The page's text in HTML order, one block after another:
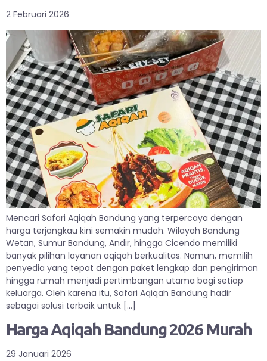
2 Februari 2026
Mencari Safari Aqiqah Bandung yang terpercaya dengan
harga terjangkau kini semakin mudah. Wilayah Bandung
Wetan, Sumur Bandung, Andir, hingga Cicendo memiliki
banyak pilihan layanan aqiqah berkualitas. Namun, memilih
penyedia yang tepat dengan paket lengkap dan pengiriman
hingga rumah menjadi pertimbangan utama bagi setiap
keluarga. Oleh karena itu, Safari Aqiqah Bandung hadir
sebagai solusi terbaik untuk […]
Harga Aqiqah Bandung 2026 Murah
29 Januari 2026